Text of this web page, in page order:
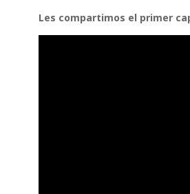
Les compartimos el primer